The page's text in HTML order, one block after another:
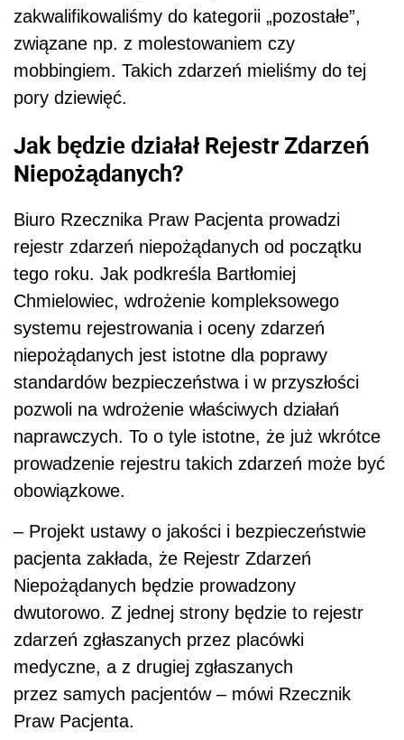
zakwalifikowaliśmy do kategorii „pozostałe”,
związane np. z molestowaniem czy
mobbingiem. Takich zdarzeń mieliśmy do tej
pory dziewięć.
Jak będzie działał Rejestr Zdarzeń
Niepożądanych?
Biuro Rzecznika Praw Pacjenta prowadzi
rejestr zdarzeń niepożądanych od początku
tego roku. Jak podkreśla Bartłomiej
Chmielowiec, wdrożenie kompleksowego
systemu rejestrowania i oceny zdarzeń
niepożądanych jest istotne dla poprawy
standardów bezpieczeństwa i w przyszłości
pozwoli na wdrożenie właściwych działań
naprawczych. To o tyle istotne, że już wkrótce
prowadzenie rejestru takich zdarzeń może być
obowiązkowe.
– Projekt ustawy o jakości i bezpieczeństwie
pacjenta zakłada, że Rejestr Zdarzeń
Niepożądanych będzie prowadzony
dwutorowo. Z jednej strony będzie to rejestr
zdarzeń zgłaszanych przez placówki
medyczne, a z drugiej zgłaszanych
przez samych pacjentów – mówi Rzecznik
Praw Pacjenta.